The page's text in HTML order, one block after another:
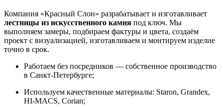
Компания «Красный Слон» разрабатывает и изготавливает
лестницы из искусственного камня под ключ. Мы
выполняем замеры, подбираем фактуры и цвета, создаём
проект с визуализацией, изготавливаем и монтируем изделие
точно в срок.
Работаем без посредников — собственное производство
в Санкт-Петербурге;
Используем качественные материалы: Staron, Grandex,
HI-MACS, Corian;